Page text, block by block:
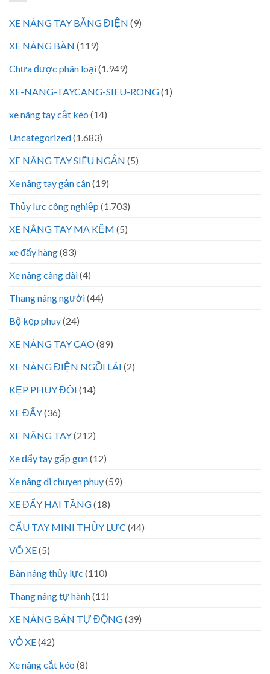
XE NÂNG TAY BẰNG ĐIỆN (9)
XE NÂNG BÀN (119)
Chưa được phân loại(1.949)
XE-NANG-TAYCANG-SIEU-RONG(1)
xe nâng tay cắt kéo (14)
Uncategorized(1.683)
XE NÂNG TAY SIÊU NGẮN (5)
Xe nâng tay gắn cân(19)
Thủy lực công nghiệp (1.703)
XE NÂNG TAY MẠ KẼM (5)
xe đẩy hàng(83)
Xe nâng càng dài(4)
Thang nâng người(44)
Bộ kẹp phuy(24)
XE NÂNG TAY CAO(89)
XE NÂNG ĐIỆN NGỒI LÁI (2)
KẸP PHUY ĐÔI (14)
XE ĐẨY(36)
XE NÂNG TAY(212)
Xe đẩy tay gấp gọn(12)
Xe nâng di chuyen phuy(59)
XE ĐẨY HAI TẦNG(18)
CẨU TAY MINI THỦY LỰC (44)
VÕ XE(5)
Bàn nâng thủy lực (110)
Thang nâng tự hành(11)
XE NÂNG BÁN TỰ ĐỘNG(39)
VỎ XE(42)
Xe nâng cắt kéo (8)